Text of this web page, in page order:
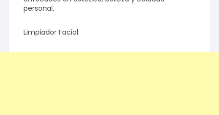
personal.
Limpiador Facial: